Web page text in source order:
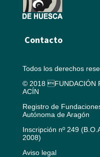
Contacto
Todos los derechos
© 2018 FUNDACIÓN
ACÍN
Registro de
Autónoma de Aragón
Inscripción nº 249
2008)
Aviso legal